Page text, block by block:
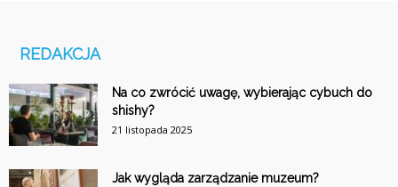
REDAKCJA
Na co zwrócić uwagę, wybierając cybuch do
shishy?
21 listopada 2025
Jak wygląda zarządzanie muzeum?